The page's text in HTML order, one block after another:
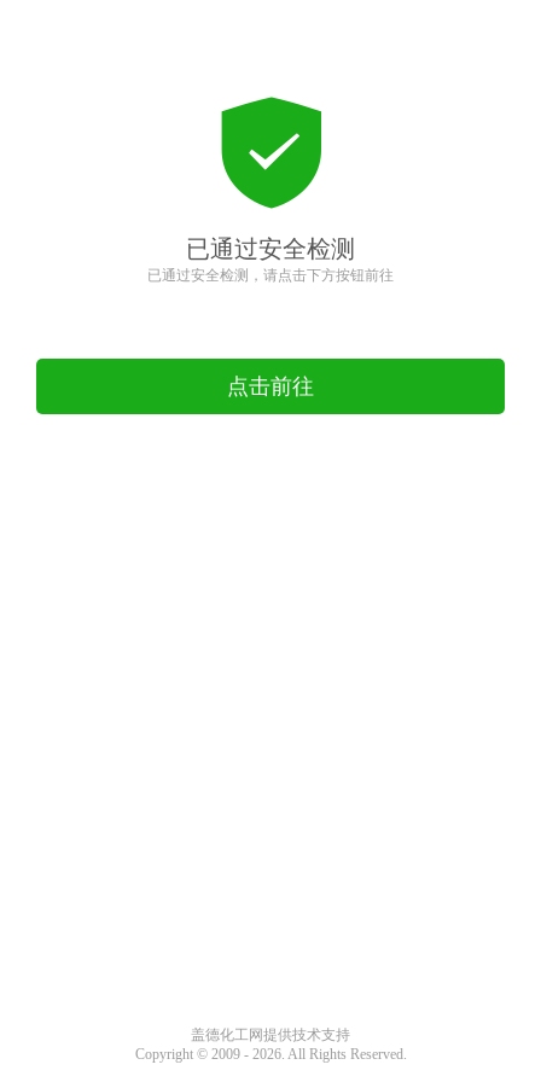
已通过安全检测
已通过安全检测，请点击下方按钮前往
点击前往
盖德化工网提供技术支持
Copyright © 2009 - 2026. All Rights Reserved.